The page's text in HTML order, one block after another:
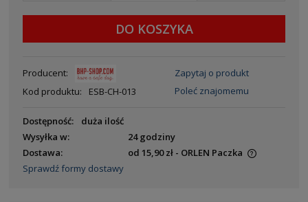
DO KOSZYKA
Producent:
Kod produktu:
ESB-CH-013
Zapytaj o produkt
Poleć znajomemu
Dostępność:
duża ilość
Wysyłka w:
24 godziny
Dostawa:
od 15,90 zł - ORLEN Paczka
Sprawdź formy dostawy